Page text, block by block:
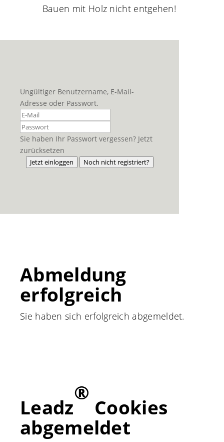
Bauen mit Holz nicht entgehen!
Ungültiger Benutzername, E-Mail-
Adresse oder Passwort.
Sie haben Ihr Passwort vergessen? Jetzt
zurücksetzen
Jetzt einloggen Noch nicht registriert?
Abmeldung
erfolgreich
Sie haben sich erfolgreich abgemeldet.
Leadz
®
Cookies
abgemeldet